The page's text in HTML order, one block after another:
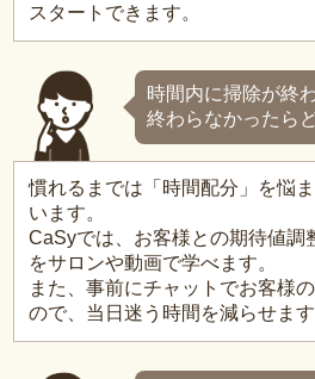
スタートできます。
時間内に掃除が終
終わらなかったら
慣れるまでは「時間配分」を悩
います。
CaSyでは、お客様との期待値調
をサロンや動画で学べます。
また、事前にチャットでお客様
ので、当日迷う時間を減らせます